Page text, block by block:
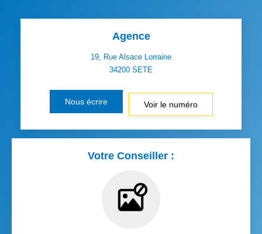
Agence
19, Rue Alsace Lorraine
34200 SETE
Nous écrire Voir le numéro
Votre Conseiller :